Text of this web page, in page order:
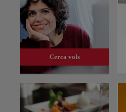
Cerca vols